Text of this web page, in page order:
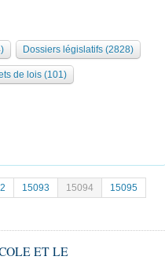
Dossiers législatifs (2828)
de lois (101)
15093 15094
15095
ET LE